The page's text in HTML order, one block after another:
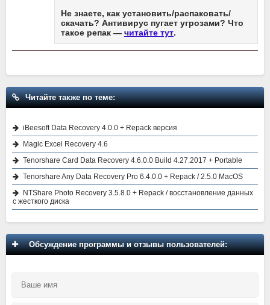
Не знаете, как установить/распаковать/
скачать? Антивирус пугает угрозами? Что
такое репак — читайте тут.
Читайте также по теме:
iBeesoft Data Recovery 4.0.0 + Repack версия
Magic Excel Recovery 4.6
Tenorshare Card Data Recovery 4.6.0.0 Build 4.27.2017 + Portable
Tenorshare Any Data Recovery Pro 6.4.0.0 + Repack / 2.5.0 MacOS
NTShare Photo Recovery 3.5.8.0 + Repack / восстановление данных
с жесткого диска
Обсуждение программы и отзывы пользователей: